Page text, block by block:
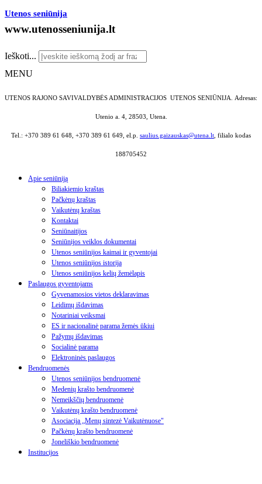
Utenos seniūnija
www.utenosseniunija.lt
Ieškoti...
MENU
UTENOS RAJONO SAVIVALDYBĖS ADMINISTRACIJOS UTENOS SENIŪNIJA. Adresas:
Utenio a. 4, 28503, Utena.
Tel.: +370 389 61 648, +370 389 61 649, el.p. saulius.gaizauskas@utena.lt, filialo kodas
188705452
Apie seniūniją
Biliakiemio kraštas
Pačkėnų kraštas
Vaikutėnų kraštas
Kontaktai
Seniūnaitijos
Seniūnijos veiklos dokumentai
Utenos seniūnijos kaimai ir gyventojai
Utenos seniūnijos istorija
Utenos seniūnijos kelių žemėlapis
Paslaugos gyventojams
Gyvenamosios vietos deklaravimas
Leidimų išdavimas
Notariniai veiksmai
ES ir nacionalinė parama žemės ūkiui
Pažymų išdavimas
Socialinė parama
Elektroninės paslaugos
Bendruomenės
Utenos seniūnijos bendruomenė
Medenių krašto bendruomenė
Nemeikščių bendruomenė
Vaikutėnų krašto bendruomenė
Asociacija „Menų sintezė Vaikutėnuose"
Pačkėnų krašto bendruomenė
Joneliškio bendruomenė
Institucijos